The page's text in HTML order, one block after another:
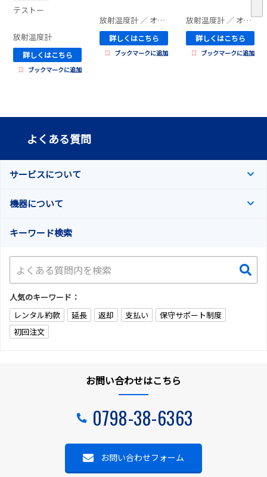
ー（カメラ）／ サーモグラフィー
テストー
放射温度計
詳しくはこちら
ブックマークに追加
放射温度計 ／ オリックス・レンテック | 電子計測機器
詳しくはこちら
ブックマークに追加
放射温度計 ／ オリックス・レンテック | 電子計測機器
詳しくはこちら
ブックマークに追加
よくある質問
サービスについて
機器について
キーワード検索
人気のキーワード：
レンタル約款
延長 返却 支払い
保守サポート制度
初回注文
お問い合わせはこちら
0798-38-6363
お問い合わせフォーム